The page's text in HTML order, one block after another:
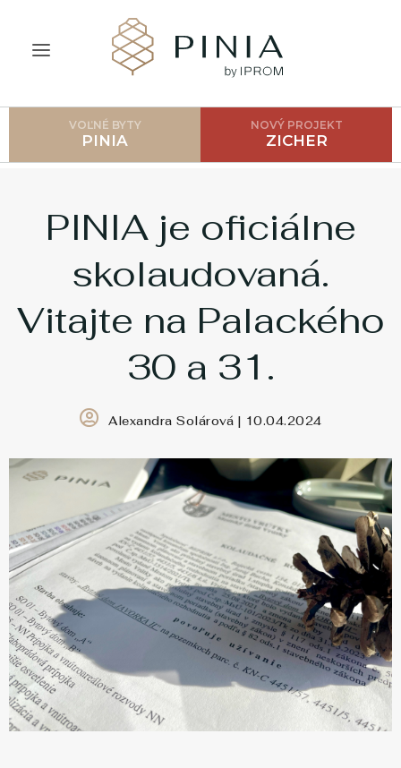
O PROJEKTE
LOKALITA
GALÉRIA
AKO POSTUPOVAŤ?
360° VIRTUÁLNE PREHLIADKY
Zavolajte nám
0911 719 199
VOĽNÉ BYTY
PINIA
NOVÝ PROJEKT
ZICHER
PINIA je oficiálne
skolaudovaná.
Vitajte na Palackého
30 a 31.
Alexandra Solárová | 10.04.2024